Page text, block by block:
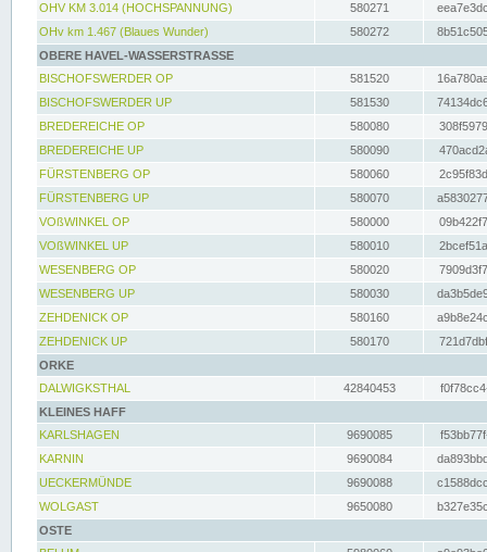
OHV KM 3.014 (HOCHSPANNUNG)
580271
OHv km 1.467 (Blaues Wunder)
580272
OBERE HAVEL-WASSERSTRASSE
BISCHOFSWERDER OP
581520
BISCHOFSWERDER UP
581530
BREDEREICHE OP
580080
BREDEREICHE UP
580090
FÜRSTENBERG OP
580060
FÜRSTENBERG UP
580070
VOßWINKEL OP
580000
VOßWINKEL UP
580010
WESENBERG OP
580020
WESENBERG UP
580030
ZEHDENICK OP
580160
ZEHDENICK UP
580170
ORKE
DALWIGKSTHAL
42840453
KLEINES HAFF
KARLSHAGEN
9690085
KARNIN
9690084
UECKERMÜNDE
9690088
WOLGAST
9650080
OSTE